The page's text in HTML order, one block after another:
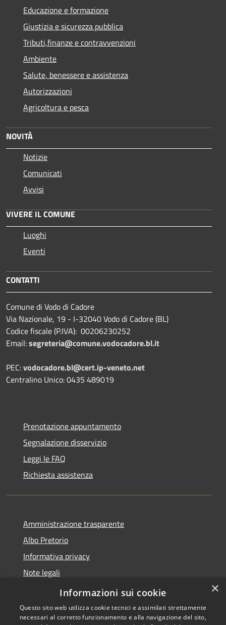
Educazione e formazione
Giustizia e sicurezza pubblica
Tributi,finanze e contravvenzioni
Ambiente
Salute, benessere e assistenza
Autorizzazioni
Agricoltura e pesca
NOVITÀ
Notizie
Comunicati
Avvisi
VIVERE IL COMUNE
Luoghi
Eventi
CONTATTI
Comune di Vodo di Cadore
Via Nazionale, 19 - I-32040 Vodo di Cadore (BL)
Codice fiscale (P.IVA): 00206230252
Email:segreteria@comune.vodocadore.bl.it
PEC:vodocadore.bl@cert.ip-veneto.net
Centralino Unico: 0435 489019
Prenotazione appuntamento
Segnalazione disservizio
Leggi le FAQ
Richiesta assistenza
Amministrazione trasparente
Albo Pretorio
Informativa privacy
Note legali
Dichiarazione di accessibilità
×
Informazioni sui cookie
Questo sito web utilizza cookie tecnici e assimilati strettamente
necessari al corretto funzionamento e alla navigazione del sito,